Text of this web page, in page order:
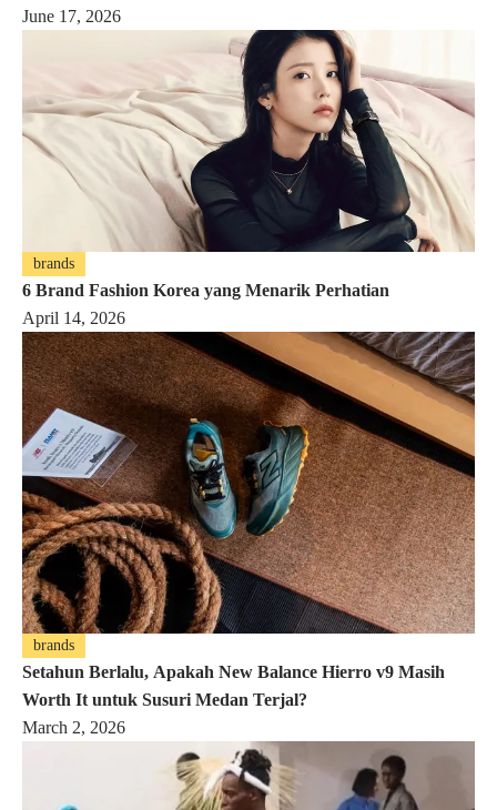
June 17, 2026
brands
6 Brand Fashion Korea yang Menarik Perhatian
April 14, 2026
brands
Setahun Berlalu, Apakah New Balance Hierro v9 Masih
Worth It untuk Susuri Medan Terjal?
March 2, 2026